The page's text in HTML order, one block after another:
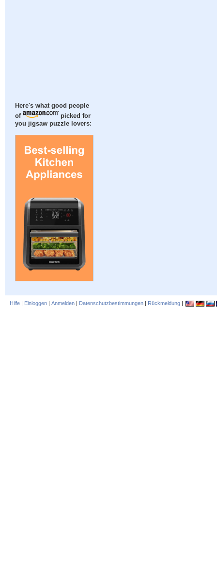
Here's what good people
of
picked for
you jigsaw puzzle lovers:
Hilfe | Einloggen | Anmelden | Datenschutzbestimmungen | Rückmeldung |